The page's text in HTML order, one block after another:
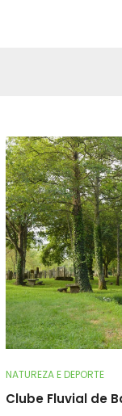
NATUREZA E DEPORTE
Clube Fluvial de